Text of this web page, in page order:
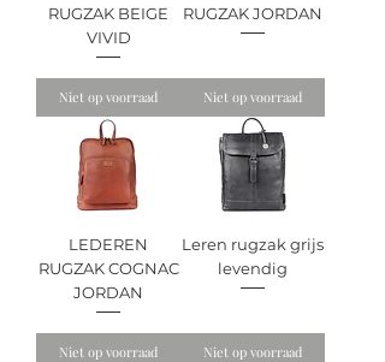
RUGZAK BEIGE
VIVID
Niet op voorraad
RUGZAK JORDAN
Niet op voorraad
LEDEREN
RUGZAK COGNAC
JORDAN
Niet op voorraad
Leren rugzak grijs
levendig
Niet op voorraad